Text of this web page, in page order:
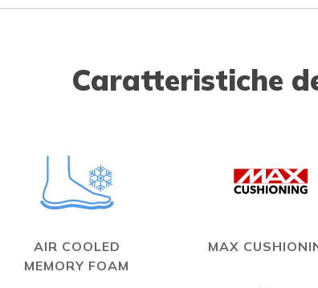
Caratteristiche
AIR COOLED
MEMORY FOAM
MAX